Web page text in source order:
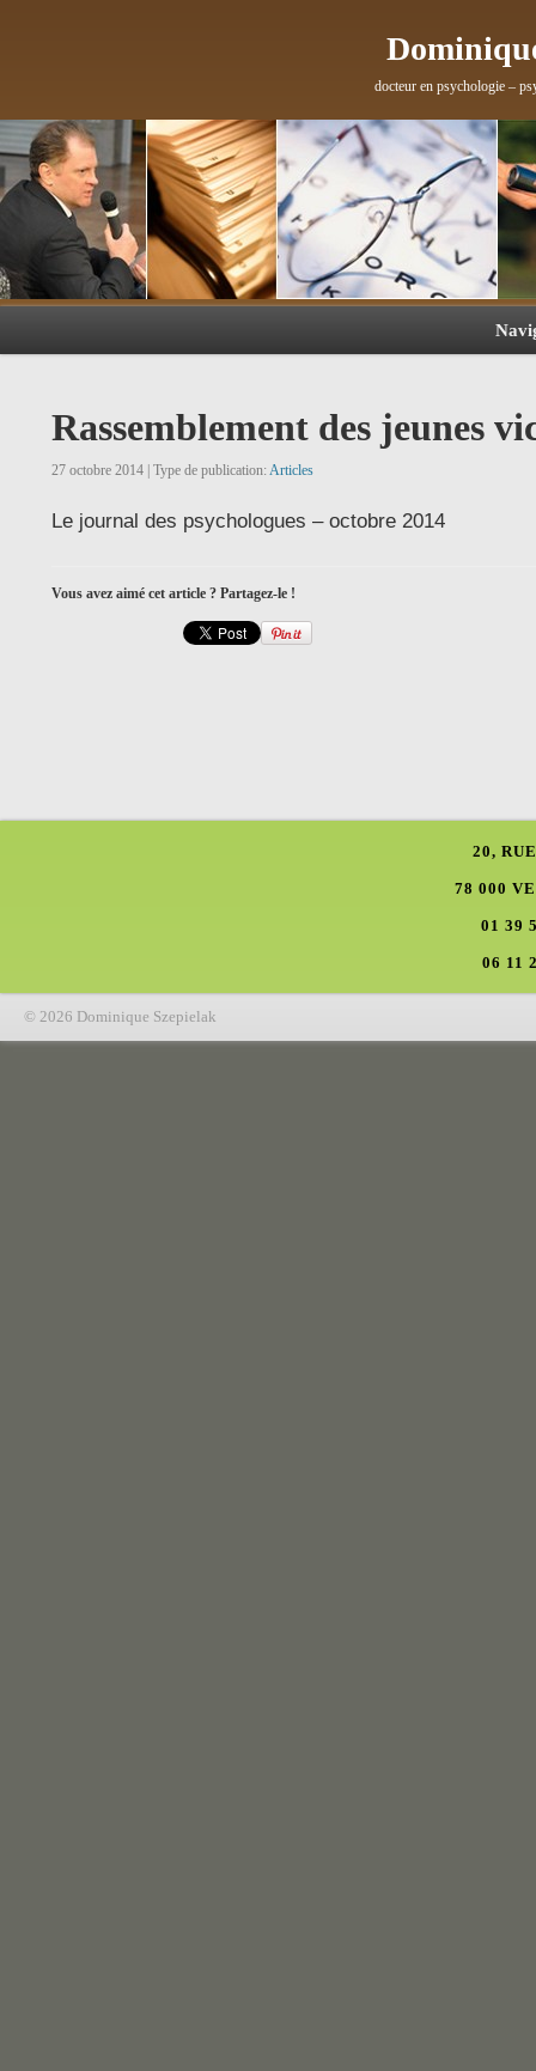
docteur en psychologie –
Rassemblement des jeunes
27 octobre 2014 | Type de publication: Articles
Le journal des psychologues – octobre 2014
Vous avez aimé cet article ? Partagez-le !
20,
78 000
01 39
06 11
© 2026 Dominique Szepielak